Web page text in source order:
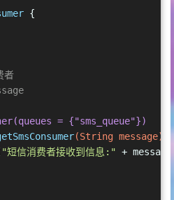
{
者
= {"sms_queue"})
(String message)
{
"短信消费者接收到信息:" +